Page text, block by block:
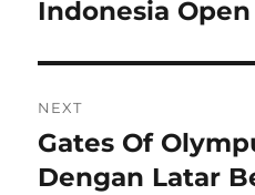
Indonesia
NEXT
Next
post:
Gates Of
Dengan Latar